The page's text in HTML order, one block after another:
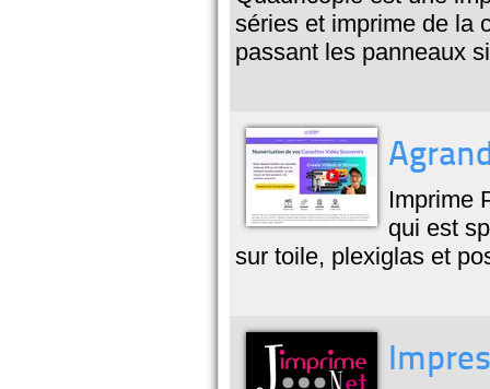
séries et imprime de la
passant les panneaux
Imprime
qui est
sur toile, plexiglas et